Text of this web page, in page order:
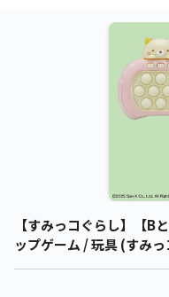
【すみっコぐらし】【B
ップゲーム / 玩具 (すみ